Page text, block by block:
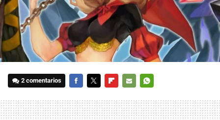
2 comentarios
MAIL